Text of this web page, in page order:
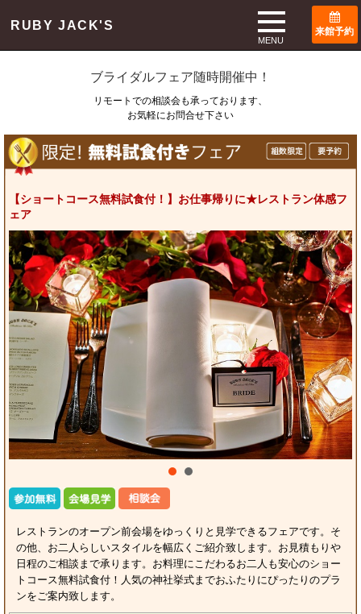
RUBY JACK'S
MENU
来館予約
ブライダルフェア随時開催中！
リモートでの相談会も承っております、
お気軽にお問合せ下さい
【ショートコース無料試食付！】お仕事帰りに★レストラン体感フ
ェア
レストランのオープン前会場をゆっくりと見学できるフェアです。そ
の他、お二人らしいスタイルを幅広くご紹介致します。お見積もりや
日程のご相談まで承ります。お料理にこだわるお二人も安心のショー
トコース無料試食付！人気の神社挙式までおふたりにぴったりのプラ
ンをご案内致します。